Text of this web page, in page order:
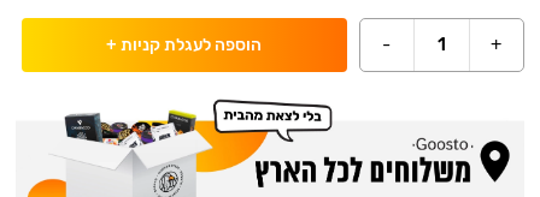
+
1
- הוספה לעגלת קניות +